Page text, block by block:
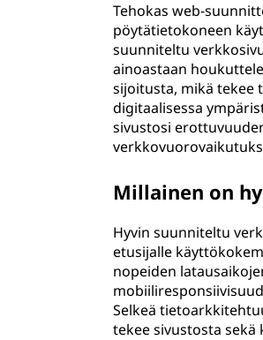
Tehokas web-
pöytätietokoneen
suunniteltu
ainoastaan
sijoitusta, mikä tekee
digitaalisessa
sivustosi
Millainen on
Hyvin suunniteltu
etusijalle
nopeiden
Selkeä
tekee sivustosta sekä